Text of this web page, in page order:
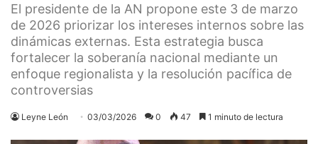
El presidente de la AN propone este 3 de marzo
de 2026 priorizar los intereses internos sobre las
dinámicas externas. Esta estrategia busca
fortalecer la soberanía nacional mediante un
enfoque regionalista y la resolución pacífica de
controversias
Leyne León 03/03/2026 0 47 1 minuto de lectura